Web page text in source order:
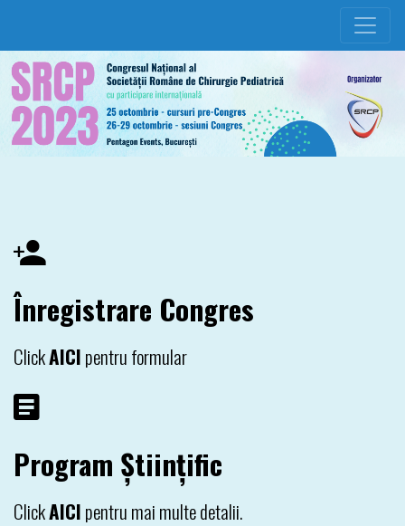
Înregistrare Congres
ClickAICIpentru formular
Program Științific
ClickAICIpentru mai multe detalii.